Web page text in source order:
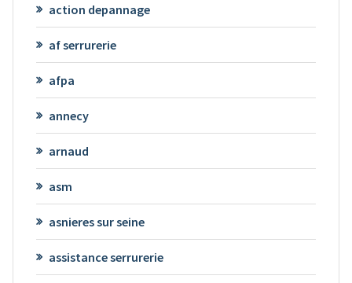
action depannage
af serrurerie
afpa
annecy
arnaud
asm
asnieres sur seine
assistance serrurerie